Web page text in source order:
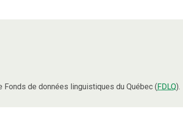
Fonds de données linguistiques du Québec (FDLQ).